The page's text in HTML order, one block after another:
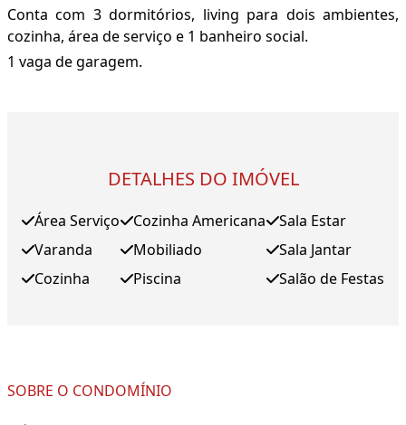
Conta com 3 dormitórios, living para dois ambientes,
cozinha, área de serviço e 1 banheiro social.
1 vaga de garagem.
DETALHES DO IMÓVEL
Área Serviço
Varanda
Cozinha
Cozinha Americana
Mobiliado
Piscina
Sala Estar
Sala Jantar
Salão de Festas
SOBRE O CONDOMÍNIO